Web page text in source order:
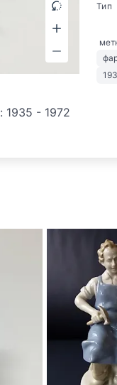
1935 - 1972
Тип